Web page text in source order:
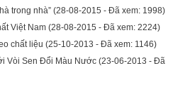
trong nhà” (28-08-2015 - Đã xem: 1998)
Việt Nam (28-08-2015 - Đã xem: 2224)
chất liệu (25-10-2013 - Đã xem: 1146)
Vòi Sen Đổi Màu Nước (23-06-2013 - Đã